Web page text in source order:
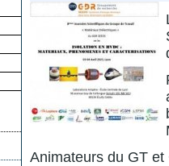
Animateurs du GT